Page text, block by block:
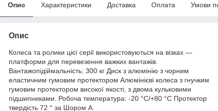
Опис Характеристики Доставка Оплата Умови
Опис
Колеса та ролики цієї серії використовуються на візках —
платформи для перевезення важких вантажів.
Вантажопідіймальність: 300 кг Диск з алюмінію з чорним
еластичним гумовим протектором Алюмінієві колеса з гнучким
гумовим протектором високої якості, з двома кульковими
підшипниками. Робоча температура: -20 °C/+80 °C Протектор
твердість 72 ° за Шором А.